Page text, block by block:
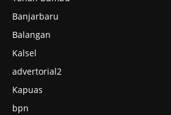
Banjarbaru
Balangan
Kalsel
advertorial2
Kapuas
bpn